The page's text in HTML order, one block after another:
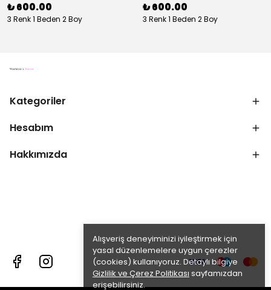
Alışveriş deneyiminizi iyileştirmek için
yasal düzenlemelere uygun çerezler
(cookies) kullanıyoruz. Detaylı bilgiye
Gizlilik ve Çerez Politikası sayfamızdan
erişebilirsiniz.
₺ 600.00
3 Renk 1 Beden 2 Boy
₺ 600.00
3 Renk 1 Beden 2 Boy
Kategoriler
Hesabım
Hakkımızda